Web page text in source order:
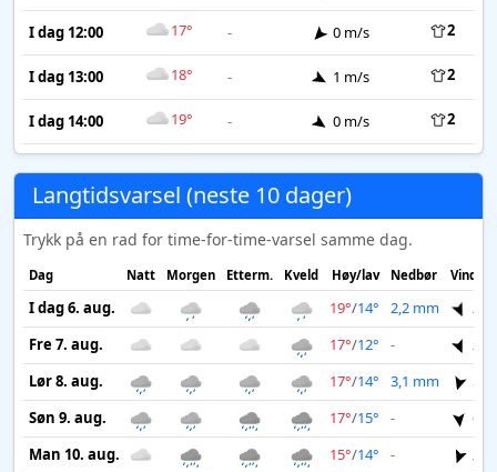
I dag 12:00 17° - 0 m/s 2
I dag 13:00 18° - 1 m/s 2
I dag 14:00 19° - 0 m/s 2
Langtidsvarsel (neste 10 dager)
Trykk på en rad for time-for-time-varsel samme dag.
Dag Natt Morgen Etterm. Kveld Høy/lav Nedbør Vind
I dag 6. aug. 19°/14° 2,2 mm
2
Fre 7. aug.
17°/12° -
2
Lør 8. aug.
17°/14° 3,1 mm
5
Søn 9. aug.
17°/15° -
6
Man 10. aug.
15°/14° -
2